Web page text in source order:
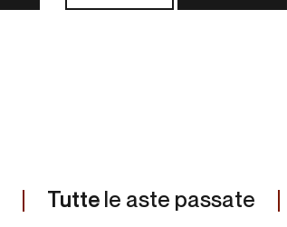
Tutte le aste passate